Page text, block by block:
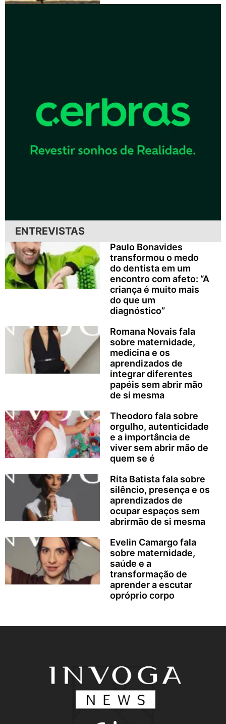
ENTREVISTAS
Paulo Bonavides
transformou o medo
do dentista em um
encontro com afeto: “A
criança é muito mais
do que um
diagnóstico”
Romana Novais fala
sobre maternidade,
medicina e os
aprendizados de
integrar diferentes
papéis sem abrir mão
de si mesma
Theodoro fala sobre
orgulho, autenticidade
e a importância de
viver sem abrir mão de
quem se é
Rita Batista fala sobre
silêncio, presença e os
aprendizados de
ocupar espaços sem
abrirmão de si mesma
Evelin Camargo fala
sobre maternidade,
saúde e a
transformação de
aprender a escutar
opróprio corpo